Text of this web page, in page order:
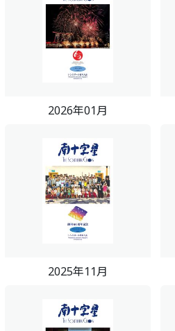
2026年01月
2025年11月